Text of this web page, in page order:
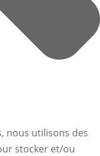
nous utilisons des
stocker et/ou